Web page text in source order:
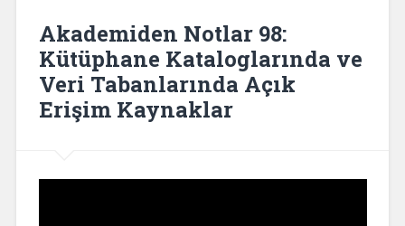
Akademiden Notlar 98:
Kütüphane Kataloglarında ve
Veri Tabanlarında Açık
Erişim Kaynaklar